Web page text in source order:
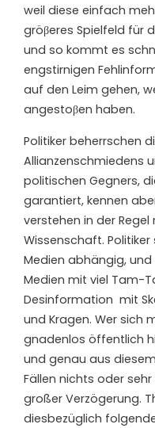
weil diese einfach
gröβeres Spielfeld für
und so kommt es
engstirnigen
auf den Leim gehen,
angestoβen haben.
Politiker beherrschen
Allianzenschmiedens
politischen Gegners,
garantiert, kennen
verstehen in der
Wissenschaft.
Medien abhängig,
Medien mit viel Tam-
Desinformation mit
und Kragen. Wer sich
gnadenlos öffentlich
und genau aus
Fällen nichts oder
großer Verzögerung.
diesbezüglich